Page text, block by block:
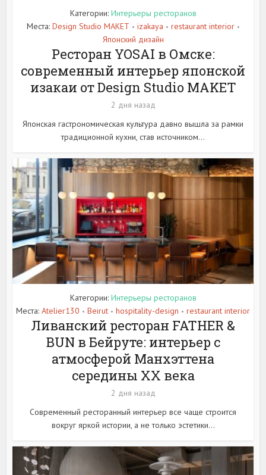
Категории: Интерьеры ресторанов
Места: Design Studio MAKET • izakaya • restaurant interior •
Японский дизайн
Ресторан YOSAI в Омске:
современный интерьер японской
изакаи от Design Studio MAKET
2 дня назад
Японская гастрономическая культура давно вышла за рамки
традиционной кухни, став источником...
Категории: Интерьеры ресторанов
Места: Atelier130 • Beirut • hospitality-design • restaurant interior
Ливанский ресторан FATHER &
BUN в Бейруте: интерьер с
атмосферой Манхэттена
середины XX века
2 дня назад
Современный ресторанный интерьер все чаще строится
вокруг яркой истории, а не только эстетики...